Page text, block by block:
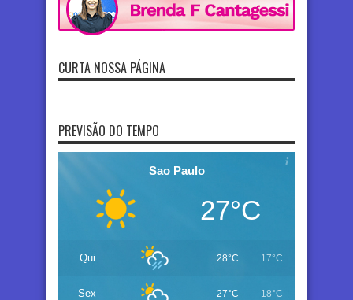
CURTA NOSSA PÁGINA
PREVISÃO DO TEMPO
Sao Paulo
27°C
Qui 28°C 17°C
Sex 27°C 18°C